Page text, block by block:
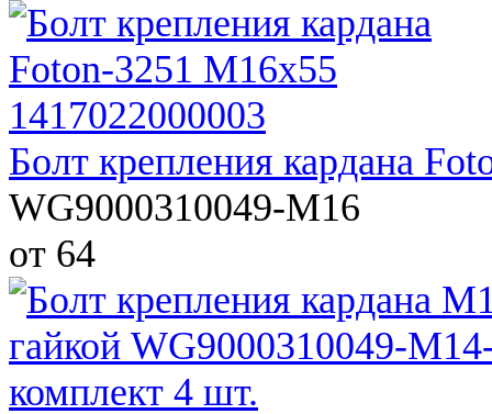
Болт крепления кардана
WG9000310049-M16
от 64